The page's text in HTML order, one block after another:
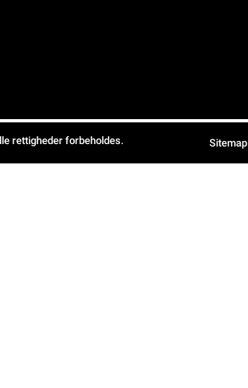
rettigheder forbeholdes. Sitemap